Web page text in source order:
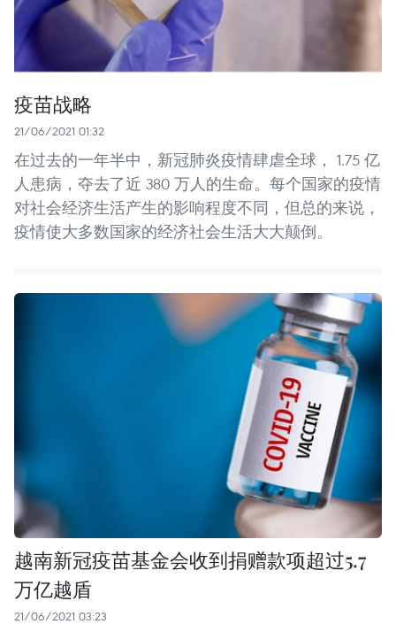
疫苗战略
21/06/2021 01:32
在过去的一年半中，新冠肺炎疫情肆虐全球， 1.75 亿
人患病，夺去了近 380 万人的生命。每个国家的疫情
对社会经济生活产生的影响程度不同，但总的来说，
疫情使大多数国家的经济社会生活大大颠倒。
越南新冠疫苗基金会收到捐赠款项超过5.7
万亿越盾
21/06/2021 03:23